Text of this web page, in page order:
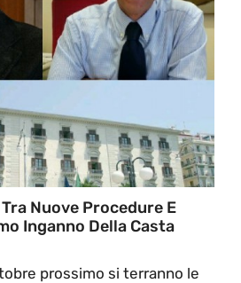
Nuove Procedure E
Inganno Della Casta
prossimo si terranno le